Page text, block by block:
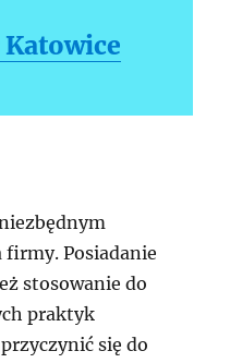
firmy. Posiadanie
stosowanie do
praktyk
się do